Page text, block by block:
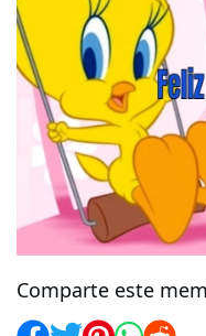
Comparte este